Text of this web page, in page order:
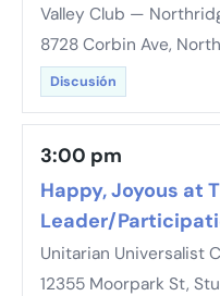
Valley Club —
8728 Corbin Ave,
Discusión
3:00 pm
Happy, Joyous at
Leader/
Unitarian Universalist
12355 Moorpark St,